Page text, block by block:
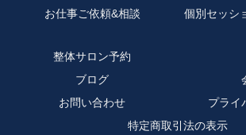
お仕事ご依頼&相談
個別セッシ
整体サロン予約
ブログ
お問い合わせ
プライ
特定商取引法の表示